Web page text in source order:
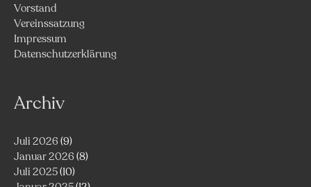
Vorstand
Vereinssatzung
Impressum
Datenschutzerklärung
Archiv
Juli 2026(9)
Januar 2026(8)
Juli 2025(10)